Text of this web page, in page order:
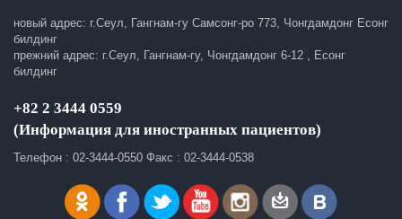
новый адрес: г.Сеул, Гангнам-гу Самсонг-ро 773, Чонгдамдонг Есонг
билдинг
прежний адрес: г.Сеул, Гангнам-гу, Чонгдамдонг 6-12 , Есонг
билдинг
+82 2 3444 0559
(Информация для иностранных пациентов)
Телефон : 02-3444-0550 Факс : 02-3444-0538